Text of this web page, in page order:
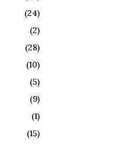
(24)
(2)
(28)
(10)
(5)
(9)
(1)
(15)